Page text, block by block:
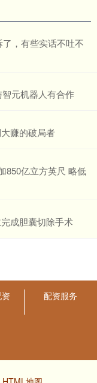
了，有些实话不吐不
元机器人有合作
赚的破局者
850亿立方英尺 略低
成胆囊切除手术
配资服务